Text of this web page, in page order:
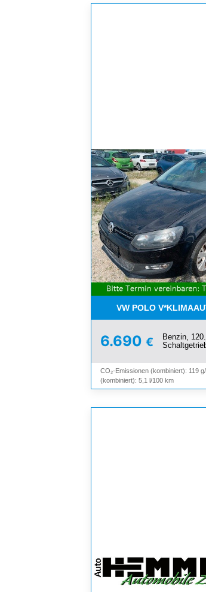
VW POLO
6.690 €
Benzin,
CO₂-Emissionen (kombiniert): 119
(kombiniert): 5,1 l/100 km